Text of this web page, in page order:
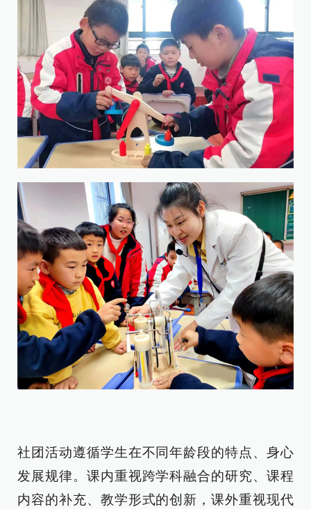
社团活动遵循学生在不同年龄段的特点、身心
发展规律。课内重视跨学科融合的研究、课程
内容的补充、教学形式的创新，课外重视现代